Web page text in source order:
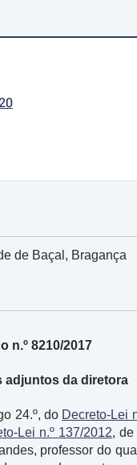
de Baçal, Bragança
n.º 8210/2017
adjuntos da diretora
24.º, do Decreto-Lei
Lei n.º 137/2012,
professor do